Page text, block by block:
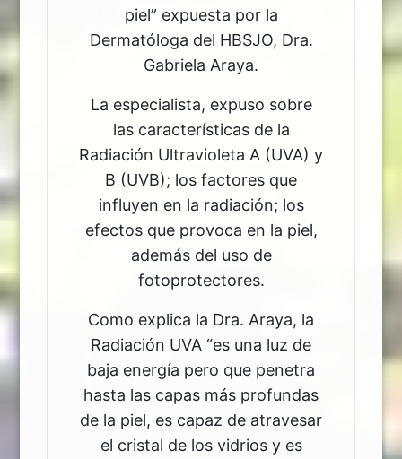
piel” expuesta por la
Dermatóloga del HBSJO, Dra.
Gabriela Araya.
La especialista, expuso sobre
las características de la
Radiación Ultravioleta A (UVA) y
B (UVB); los factores que
influyen en la radiación; los
efectos que provoca en la piel,
además del uso de
fotoprotectores.
Como explica la Dra. Araya, la
Radiación UVA “es una luz de
baja energía pero que penetra
hasta las capas más profundas
de la piel, es capaz de atravesar
el cristal de los vidrios y es